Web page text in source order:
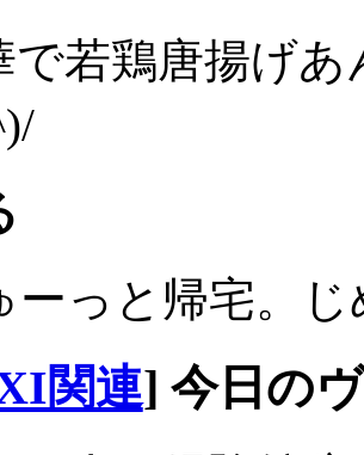
で若鶏唐揚げ
ーっと帰宅。
関連] 今日の